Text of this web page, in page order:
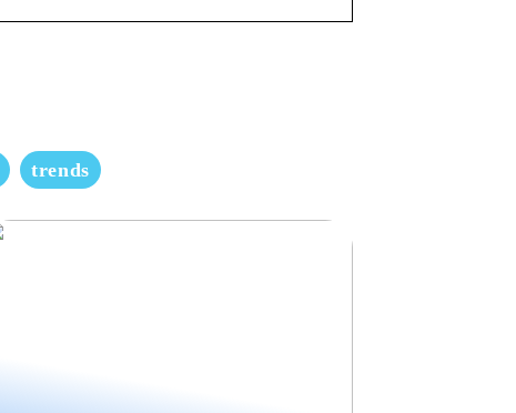
trends